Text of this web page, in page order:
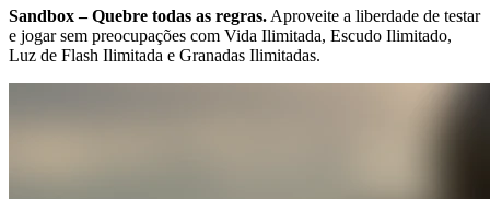
Sandbox – Quebre todas as regras. Aproveite a liberdade de testar
e jogar sem preocupações com Vida Ilimitada, Escudo Ilimitado,
Luz de Flash Ilimitada e Granadas Ilimitadas.